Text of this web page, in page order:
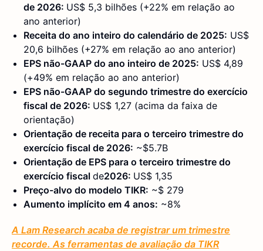
de 2026: US$ 5,3 bilhões (+22% em relação ao
ano anterior)
Receita do ano inteiro do calendário de 2025: US$
20,6 bilhões (+27% em relação ao ano anterior)
EPS não-GAAP do ano inteiro de 2025: US$ 4,89
(+49% em relação ao ano anterior)
EPS não-GAAP do segundo trimestre do exercício
fiscal de 2026: US$ 1,27 (acima da faixa de
orientação)
Orientação de receita para o terceiro trimestre do
exercício fiscal de 2026: ~$5.7B
Orientação de EPS para o terceiro trimestre do
exercício fiscal de2026: US$ 1,35
Preço-alvo do modelo TIKR: ~$ 279
Aumento implícito em 4 anos: ~8%
A Lam Research acaba de registrar um trimestre
recorde. As ferramentas de avaliação da TIKR